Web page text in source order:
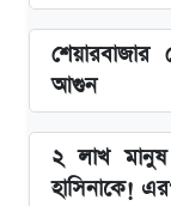
শেয়ারবাজার
আগুন
২ লাখ মানুষ
হাসিনাকে!